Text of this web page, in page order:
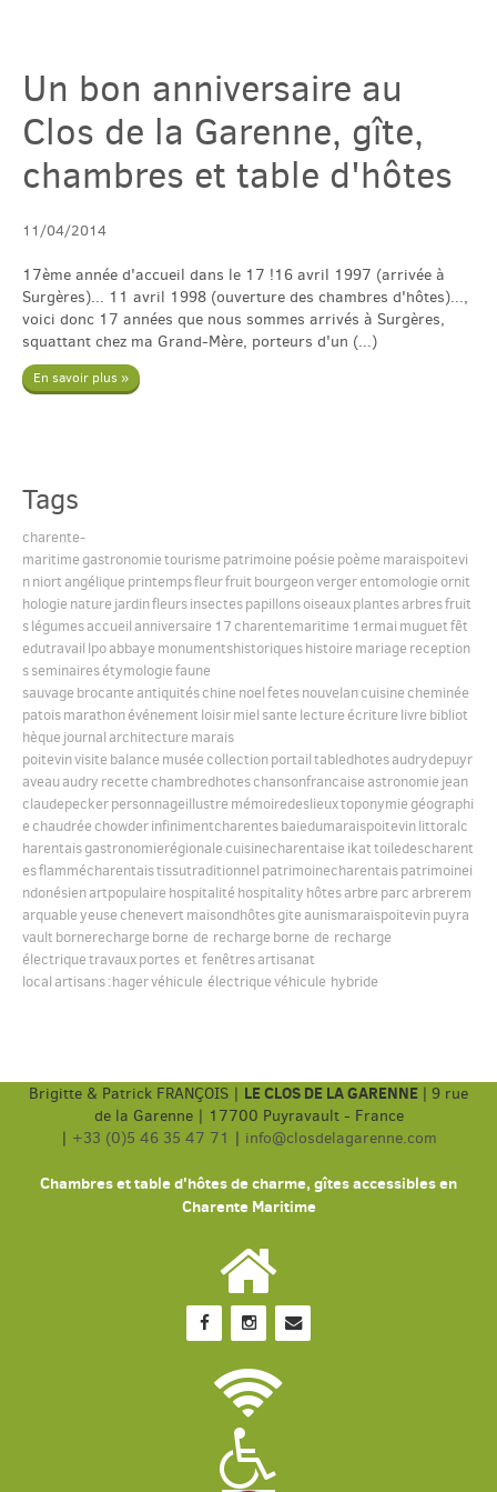
Español
Un bon anniversaire au
Clos de la Garenne, gîte,
chambres et table d'hôtes
11/04/2014
17ème année d'accueil dans le 17 !16 avril 1997 (arrivée à
Surgères)... 11 avril 1998 (ouverture des chambres d'hôtes)...,
voici donc 17 années que nous sommes arrivés à Surgères,
squattant chez ma Grand-Mère, porteurs d'un (...)
En savoir plus »
Tags
charente-
maritime gastronomietourisme patrimoine poésie poème maraispoitevi
nniort angélique printempsfleurfruit bourgeonvergerentomologie ornit
hologie nature jardinfleursinsectespapillonsoiseauxplantesarbresfruit
slégumesaccueil anniversaire 17 charentemaritime 1ermai muguetfêt
edutravail lpoabbaye monumentshistoriqueshistoire mariage reception
sseminairesétymologiefaune
sauvage brocante antiquitéschine noelfetesnouvelancuisine cheminée
patoismarathonévénement loisirmiel sante lecture écriture livre bibliot
hèque journal architecture marais
poitevinvisite balance musée collectionportailtabledhotesaudrydepuyr
aveauaudry recette chambredhoteschansonfrancaise astronomie jean
claudepeckerpersonnageillustre mémoiredeslieuxtoponymie géographi
e chaudrée chowderinfinimentcharentesbaiedumaraispoitevinlittoralc
harentaisgastronomierégionale cuisinecharentaise ikattoiledescharent
esflammécharentaistissutraditionnel patrimoinecharentaispatrimoinei
ndonésienartpopulaire hospitalité hospitality hôtesarbre parc arbrerem
arquableyeuse chenevert maisondhôtesgite aunismaraispoitevinpuyra
vault bornerecharge borne de recharge borne de recharge
électriquetravauxportes et fenêtresartisanat
local artisans:hagervéhicule électriquevéhicule hybride
Brigitte & Patrick FRANÇOIS | LE CLOS DE LA GARENNE | 9 rue
de la Garenne | 17700 Puyravault - France
| +33 (0)5 46 35 47 71 | info@closdelagarenne.com
Chambres et table d'hôtes de charme, gîtes accessibles en
Charente Maritime